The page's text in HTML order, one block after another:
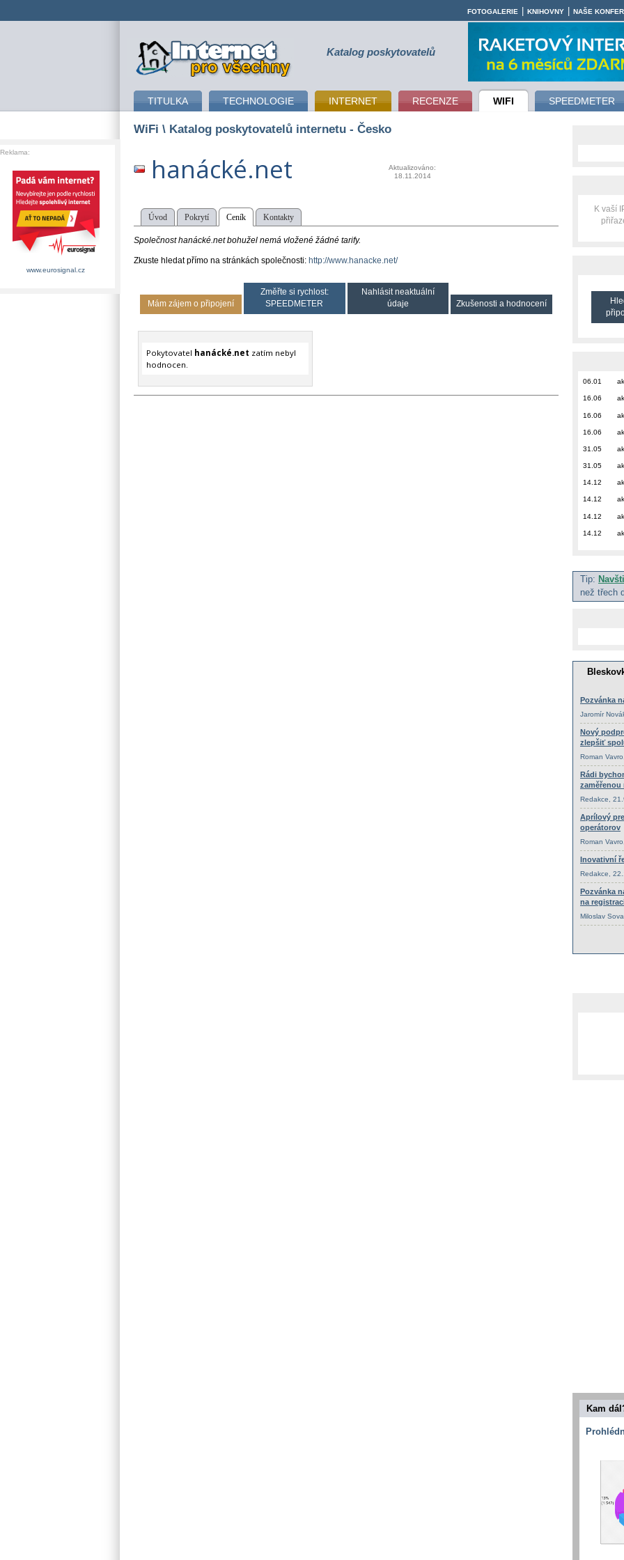
připojení k internetu Katalog poskytovatelů
TITULKA TECHNOLOGIE INTERNET RECENZE WIFI SPEEDMETER
FOTOGALERIE KNIHOVNY NAŠE
WiFi \ Katalog poskytovatelů internetu - Česko
hanácké.net
Aktualizováno:
18.11.2014
Úvod Pokrytí Ceník Kontakty
Společnost hanácké.net bohužel nemá vložené žádné tarify.
Zkuste hledat přímo na stránkách společnosti: http://www.hanacke.net/
Mám zájem o připojení
Změřte si rychlost:
SPEEDMETER
Nahlásit neaktuální
údaje
Zkušenosti a hodnocení
Pokytovatel hanácké.net zatím nebyl
hodnocen.
K vaší
06.01
16.06
16.06
16.06
31.05
31.05
14.12
14.12
14.12
14.12
Tip:
než třech
Kam
Reklama:
www.eurosignal.cz